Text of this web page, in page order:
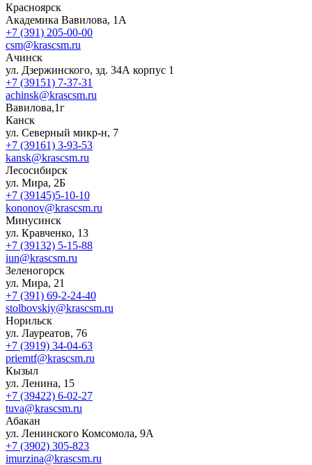
Красноярск
Академика Вавилова, 1А
+7 (391) 205-00-00
csm@krascsm.ru
Ачинск
ул. Дзержинского, зд. 34А корпус 1
+7 (39151) 7-37-31
achinsk@krascsm.ru
Вавилова,1г
Канск
ул. Северный микр-н, 7
+7 (39161) 3-93-53
kansk@krascsm.ru
Лесосибирск
ул. Мира, 2Б
+7 (39145)5-10-10
kononov@krascsm.ru
Минусинск
ул. Кравченко, 13
+7 (39132) 5-15-88
iun@krascsm.ru
Зеленогорск
ул. Мира, 21
+7 (391) 69-2-24-40
stolbovskiy@krascsm.ru
Норильск
ул. Лауреатов, 76
+7 (3919) 34-04-63
priemtf@krascsm.ru
Кызыл
ул. Ленина, 15
+7 (39422) 6-02-27
tuva@krascsm.ru
Абакан
ул. Ленинского Комсомола, 9А
+7 (3902) 305-823
imurzina@krascsm.ru